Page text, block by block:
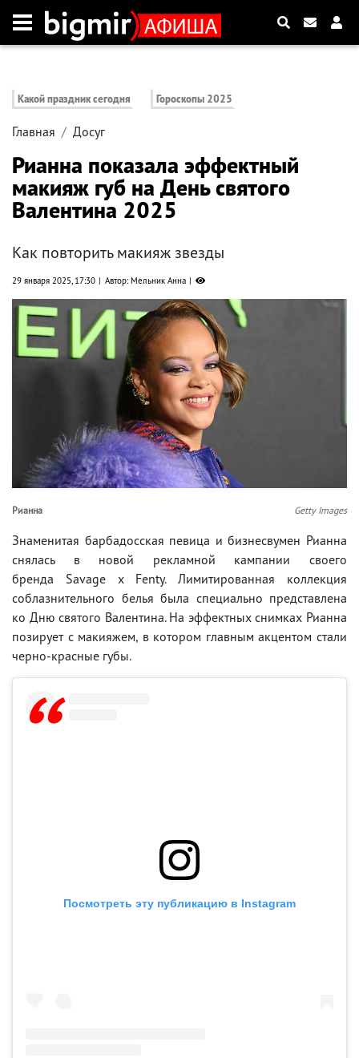
Какой праздник сегодня Гороскопы 2025
Главная Досуг
Рианна показала эффектный
макияж губ на День святого
Валентина 2025
Как повторить макияж звезды
29 января 2025, 17:30 Автор: Мельник Анна
Рианна Getty Images
Знаменитая барбадосская певица и бизнесвумен Рианна
снялась в новой рекламной кампании своего
бренда Savage x Fenty. Лимитированная коллекция
соблазнительного белья была специально представлена
ко Дню святого Валентина. На эффектных снимках Рианна
позирует с макияжем, в котором главным акцентом стали
черно-красные губы.
Посмотреть эту публикацию в Instagram